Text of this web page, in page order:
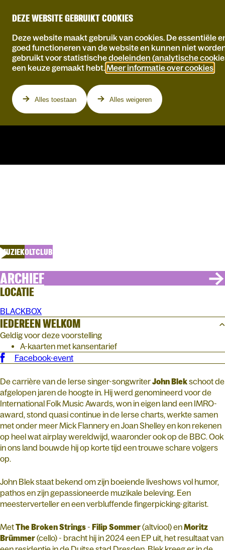
DEZE WEBSITE GEBRUIKT COOKIES
Deze website maakt gebruik van cookies. De essentiële
goed functioneren van de website en kunnen niet
gebruikt voor statistische doeleinden (analytische
een keuze gemaakt hebt. Meer informatie over cookies
Alles toestaan Alles weigeren
MUZIEKOLTCLUB
ARCHIEF
LOCATIE
BLACKBOX
IEDEREEN WELKOM
Geldig voor deze voorstelling
A-kaarten met kansentarief
Facebook-event
De carrière van de Ierse singer-songwriterJohnBlekschoot de
afgelopen jaren de hoogte in. Hij werd genomineerd voor de
International Folk Music Awards, won in eigen land een IMRO-
award, stond quasi continue in de Ierse charts, werkte samen
met onder meer Mick Flannery en Joan Shelley en kon rekenen
op heel wat airplay wereldwijd, waaronder ook op de BBC. Ook
in ons land bouwde hij op korte tijd een trouwe schare volgers
op.
John Blek staat bekend om zijn boeiende liveshows vol humor,
pathos en zijn gepassioneerde muzikale beleving. Een
meesterverteller en een verbluffende fingerpicking-gitarist.
MetTheBrokenStrings- FilipSommer(altviool) enMoritz
Brümmer(cello) - bracht hij in 2024 een EP uit, het resultaat van